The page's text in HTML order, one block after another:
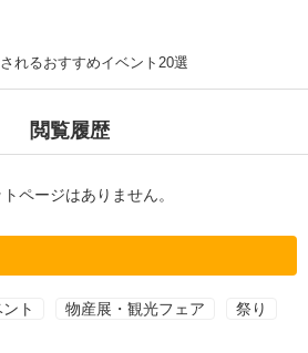
れるおすすめイベント20選
閲覧履歴
ページはありません。
ト 物産展・観光フェア 祭り